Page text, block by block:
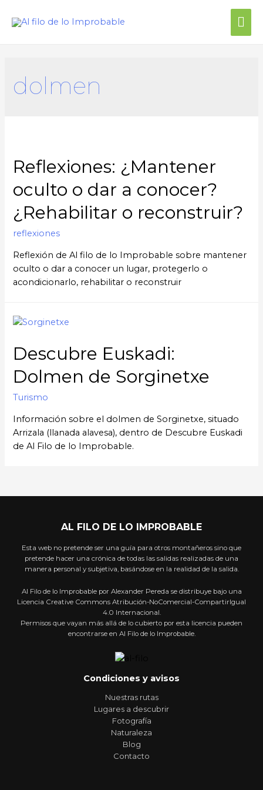
dolmen
Reflexiones: ¿Mantener
oculto o dar a conocer?
¿Rehabilitar o reconstruir?
reflexiones
Reflexión de Al filo de lo Improbable sobre mantener
oculto o dar a conocer un lugar, protegerlo o
acondicionarlo, rehabilitar o reconstruir
Descubre Euskadi:
Dolmen de Sorginetxe
Turismo
Información sobre el dolmen de Sorginetxe, situado
Arrizala (llanada alavesa), dentro de Descubre Euskadi
de Al Filo de lo Improbable.
AL FILO DE LO IMPROBABLE
Esta web no pretende ser una guía para otros montañeros sino que
pretende hacer una crónica de todas las salidas realizadas de una
manera personal y subjetiva, basándose en la realidad de la salida.
Al Filo de lo Improbable por Alexander Pereda se distribuye bajo una
Licencia Creative Commons Atribución-NoComercial-CompartirIgual
4.0 Internacional.
Permisos que vayan más allá de lo cubierto por esta licencia pueden
encontrarse en Al Filo de lo Improbable.
Condiciones y avisos
Nuestras rutas
Lugares a descubrir
Fotografía
Naturaleza
Blog
Contacto